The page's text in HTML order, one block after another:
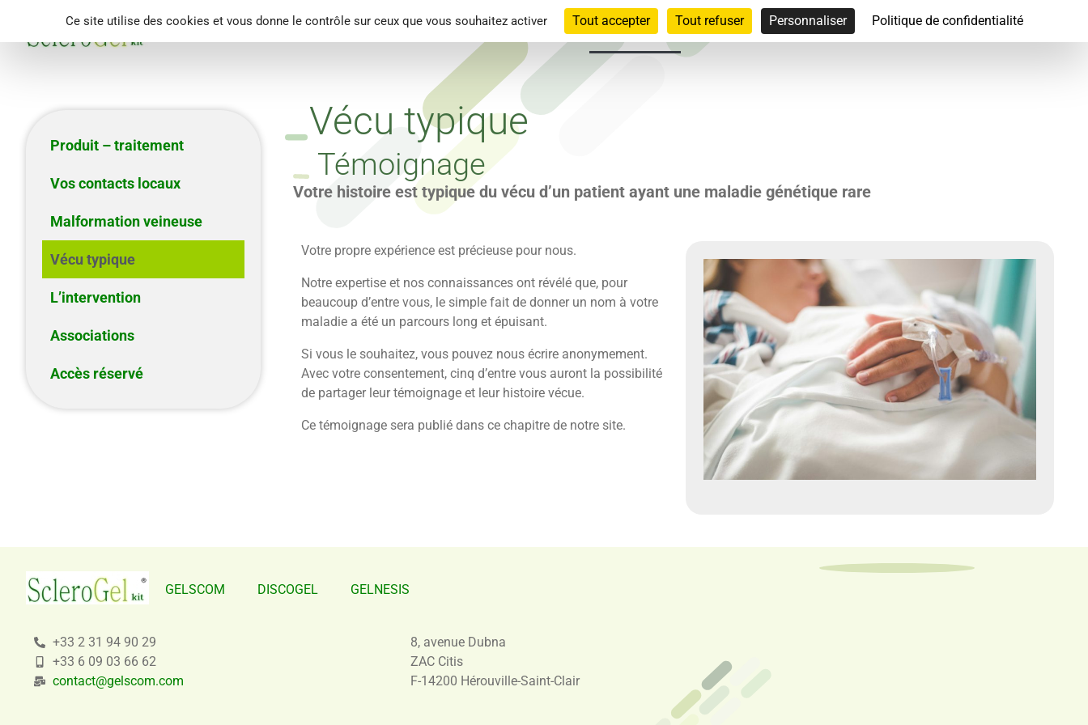
Malformation veineuse Vécu typique L’intervention Associations
Produit – traitement
Vos contacts locaux
Malformation veineuse
Vécu typique
L’intervention
Associations
Accès réservé
Vécu typique
Témoignage
Votre histoire est typique du vécu d’un patient ayant une maladie génétique rare
Votre propre expérience est précieuse pour nous.
Notre expertise et nos connaissances ont révélé que, pour
beaucoup d’entre vous, le simple fait de donner un nom à votre
maladie a été un parcours long et épuisant.
Si vous le souhaitez, vous pouvez nous écrire anonymement.
Avec votre consentement, cinq d’entre vous auront la possibilité
de partager leur témoignage et leur histoire vécue.
Ce témoignage sera publié dans ce chapitre de notre site.
GELSCOM DISCOGEL GELNESIS
+33 2 31 94 90 29
+33 6 09 03 66 62
contact@gelscom.com
8, avenue Dubna
ZAC Citis
F-14200 Hérouville-Saint-Clair
Ce site utilise des cookies et vous donne le contrôle sur ceux que vous souhaitez activer Tout accepter Tout refuser Personnaliser Politique de confidentialité